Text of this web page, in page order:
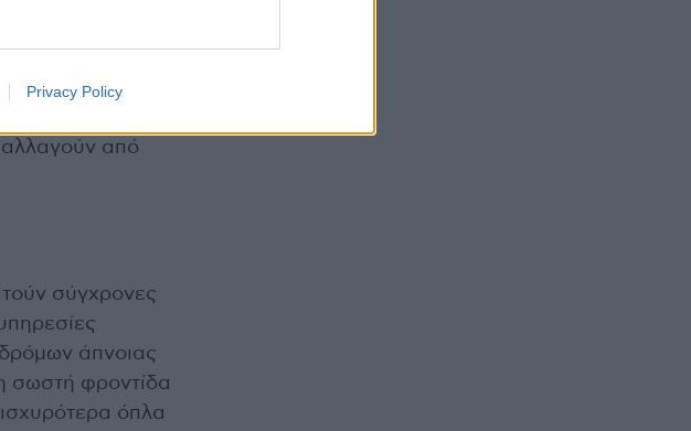
Privacy Policy
όπως η
την
από
σύγχρονες
άπνοιας
σωστή φροντίδα
όπλα